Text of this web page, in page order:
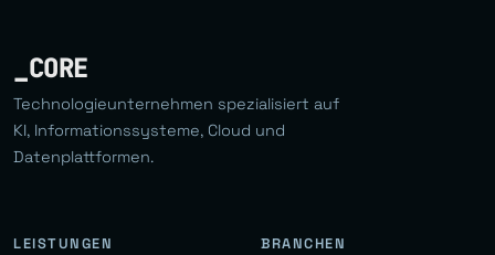
_CORE
Technologieunternehmen spezialisiert auf
KI, Informationssysteme, Cloud und
Datenplattformen.
LEISTUNGEN BRANCHEN